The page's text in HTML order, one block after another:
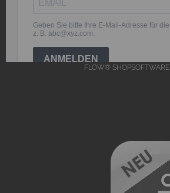
FLOW® SHOPSOFTWARE